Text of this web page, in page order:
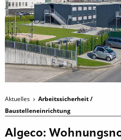
Aktuelles
Arbeitssicherheit /
Baustelleneinrichtung
Algeco: